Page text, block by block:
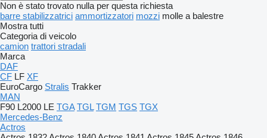
Non è stato trovato nulla per questa richiesta
barre stabilizzatrici ammortizzatori mozzi molle a balestre
Mostra tutti
Categoria di veicolo
camion trattori stradali
Marca
DAF
CF LF XF
EuroCargo Stralis Trakker
MAN
F90 L2000 LE TGA TGL TGM TGS TGX
Mercedes-Benz
Actros